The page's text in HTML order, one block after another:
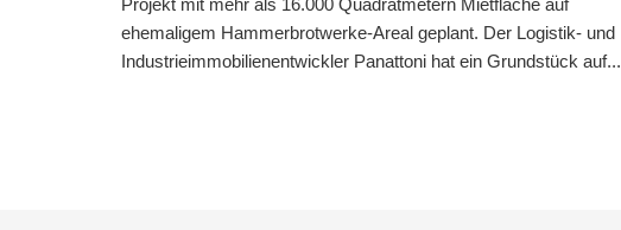
Projekt mit mehr als 16.000 Quadratmetern Mietfläche auf
ehemaligem Hammerbrotwerke-Areal geplant. Der Logistik- und
Industrieimmobilienentwickler Panattoni hat ein Grundstück auf...